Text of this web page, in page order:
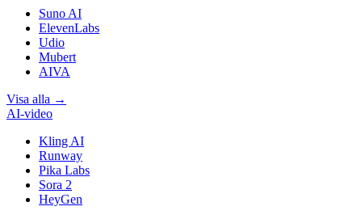
Suno AI
ElevenLabs
Udio
Mubert
AIVA
Visa alla →
AI-video
Kling AI
Runway
Pika Labs
Sora 2
HeyGen